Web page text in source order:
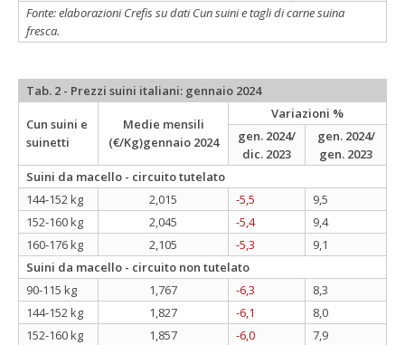
Fonte: elaborazioni Crefis su dati Cun suini e tagli di carne suina
fresca.
Tab. 2 - Prezzi suini italiani: gennaio 2024
Cun suini e
suinetti
Medie mensili
(€/Kg)gennaio 2024
Variazioni %
gen. 2024/
dic. 2023
gen. 2024/
gen. 2023
Suini da macello - circuito tutelato
144-152 kg
2,015 -5,5
9,5
152-160 kg
2,045 -5,4
9,4
160-176 kg
2,105 -5,3
9,1
Suini da macello - circuito non tutelato
90-115 kg
1,767 -6,3
8,3
144-152 kg
1,827 -6,1
8,0
152-160 kg
1,857 -6,0
7,9